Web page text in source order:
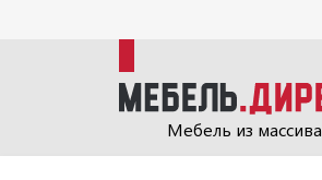
Мебель из массива